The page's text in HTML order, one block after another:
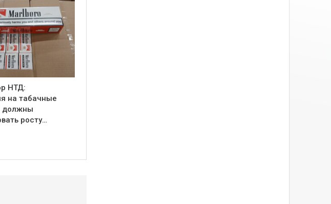
НТД:
на табачные
должны
росту…